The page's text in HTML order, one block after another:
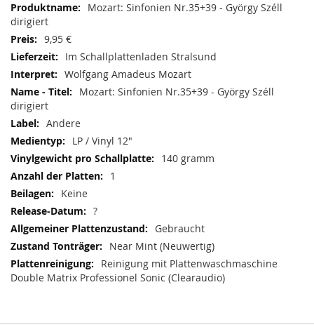
Informationen
Mozart: Sinfonien Nr.35+39 - György Széll
dirigiert
9,95 €
Im Schallplattenladen Stralsund
Wolfgang Amadeus Mozart
Mozart: Sinfonien Nr.35+39 - György Széll
dirigiert
Andere
LP / Vinyl 12"
140 gramm
1
Keine
?
Gebraucht
Near Mint (Neuwertig)
Reinigung mit Plattenwaschmaschine
Double Matrix Professionel Sonic (Clearaudio)